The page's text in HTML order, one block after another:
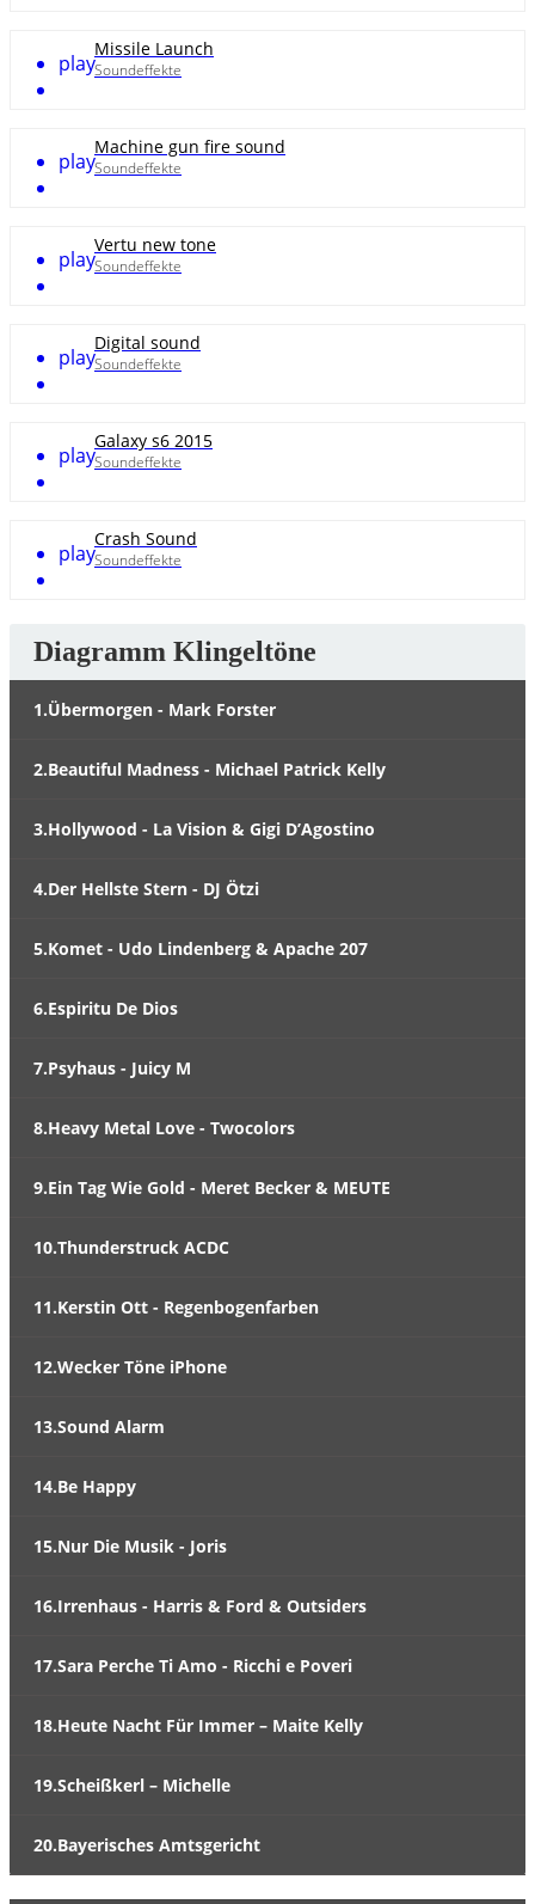
play
Missile Launch
Soundeffekte
play
Machine gun fire sound
Soundeffekte
play
Vertu new tone
Soundeffekte
play
Digital sound
Soundeffekte
play
Galaxy s6 2015
Soundeffekte
play
Crash Sound
Soundeffekte
Diagramm Klingeltöne
1.Übermorgen - Mark Forster
2.Beautiful Madness - Michael Patrick Kelly
3.Hollywood - La Vision & Gigi D’Agostino
4.Der Hellste Stern - DJ Ötzi
5.Komet - Udo Lindenberg & Apache 207
6.Espiritu De Dios
7.Psyhaus - Juicy M
8.Heavy Metal Love - Twocolors
9.Ein Tag Wie Gold - Meret Becker & MEUTE
10.Thunderstruck ACDC
11.Kerstin Ott - Regenbogenfarben
12.Wecker Töne iPhone
13.Sound Alarm
14.Be Happy
15.Nur Die Musik - Joris
16.Irrenhaus - Harris & Ford & Outsiders
17.Sara Perche Ti Amo - Ricchi e Poveri
18.Heute Nacht Für Immer – Maite Kelly
19.Scheißkerl – Michelle
20.Bayerisches Amtsgericht